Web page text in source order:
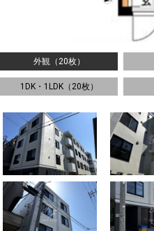
外観（20枚）
1DK・1LDK（20枚）